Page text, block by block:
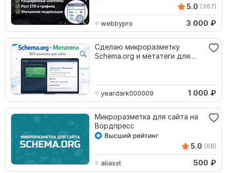
5.0 (367)
webbypro 3 000 ₽
Сделаю микроразметку
Schema.org и метатеги для
yeardark000009 1 000 ₽
Микроразметка для сайта на
Вордпресс
5.0 (68)
aliasst 500 ₽